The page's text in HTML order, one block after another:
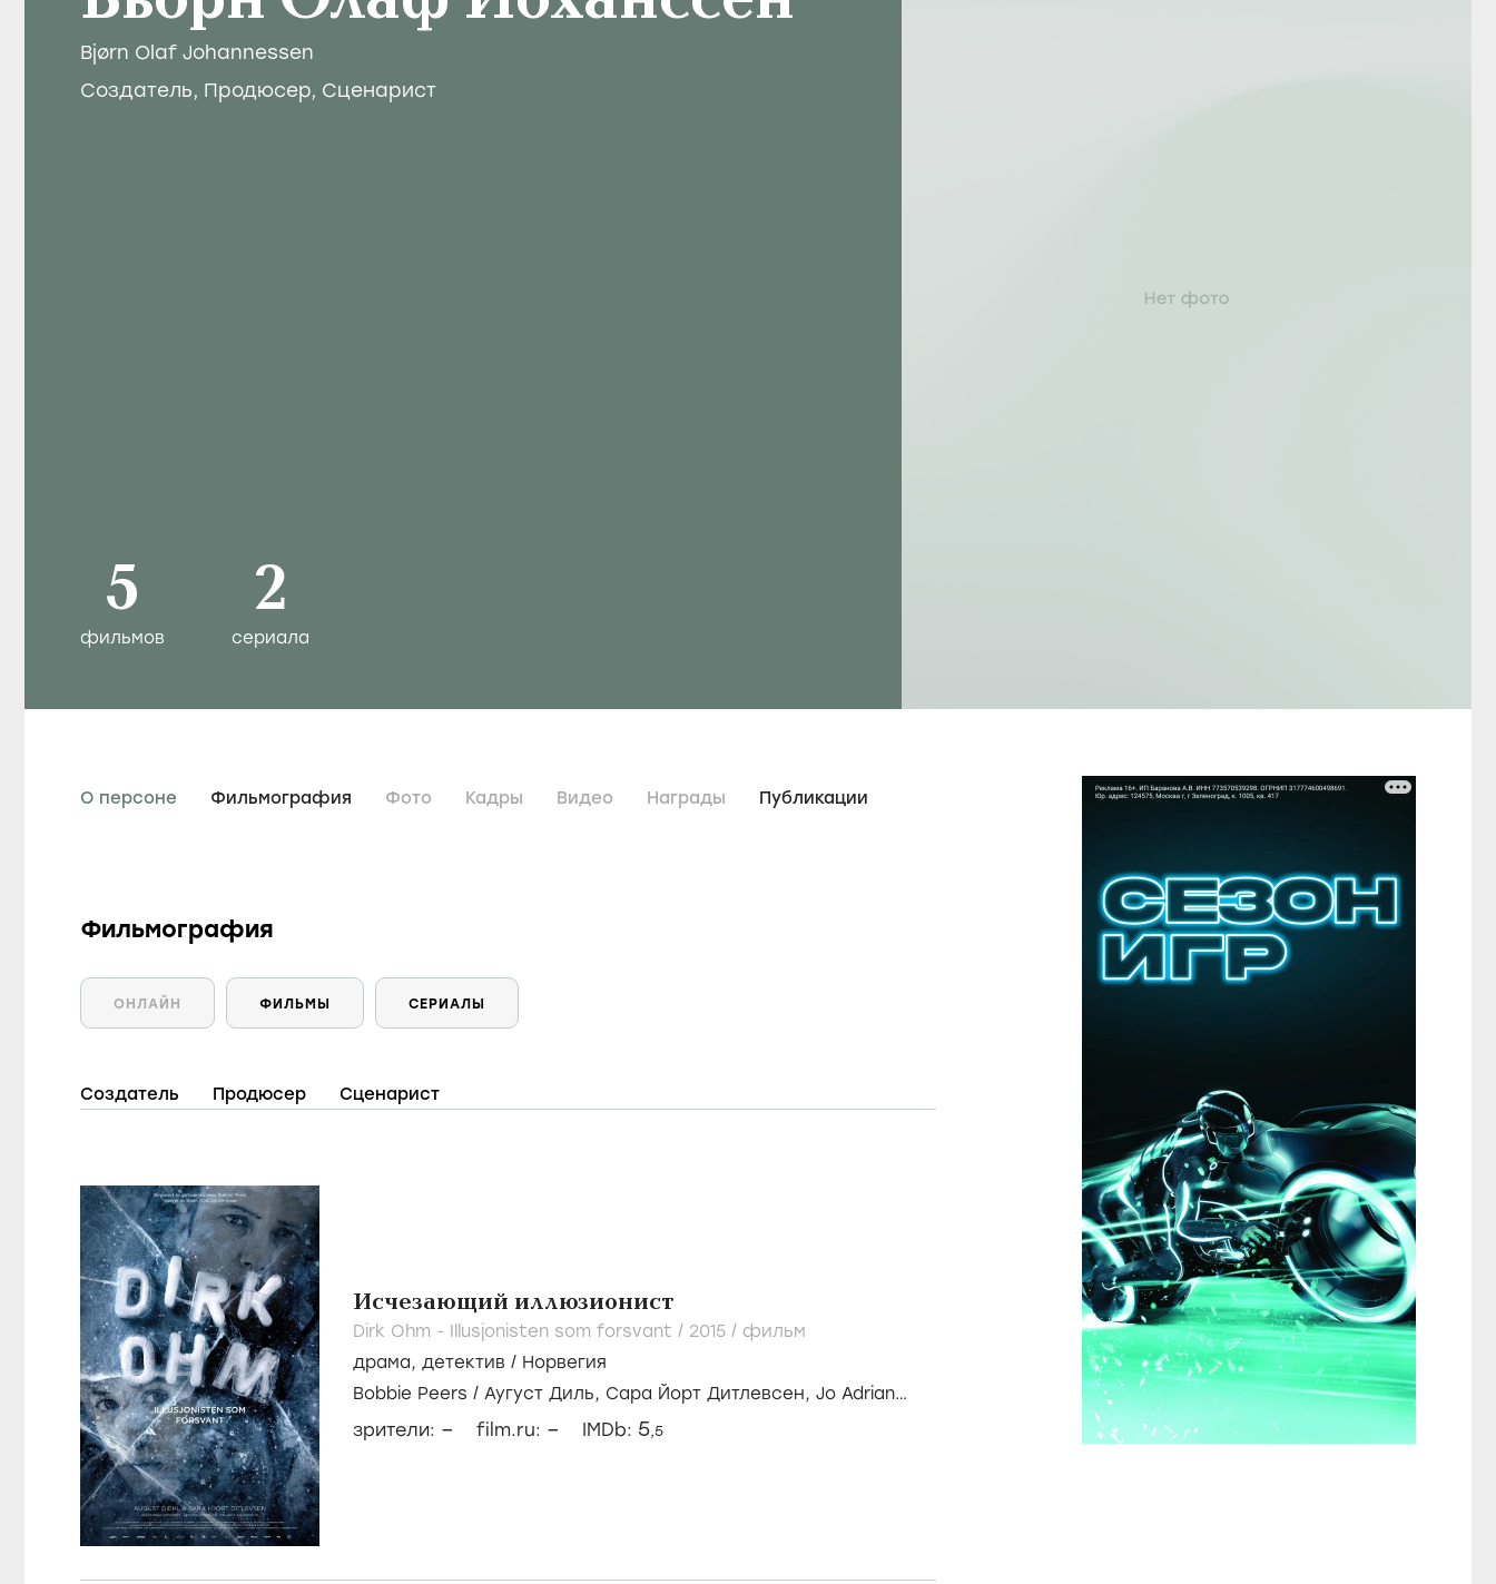
Bjørn Olaf Johannessen
Создатель, Продюсер, Сценарист
5
фильмов
2
сериала
О персоне Фильмография Фото Кадры Видео Награды Публикации
Фильмография
ОНЛАЙН ФИЛЬМЫ СЕРИАЛЫ
Создатель Продюсер Сценарист
Исчезающий иллюзионист
Dirk Ohm - Illusjonisten som forsvant / 2015 / фильм
драма, детектив / Норвегия
Bobbie Peers / Аугуст Диль, Сара Йорт Дитлевсен, Jo Adrian
зрители: – film.ru: – IMDb: 5,5